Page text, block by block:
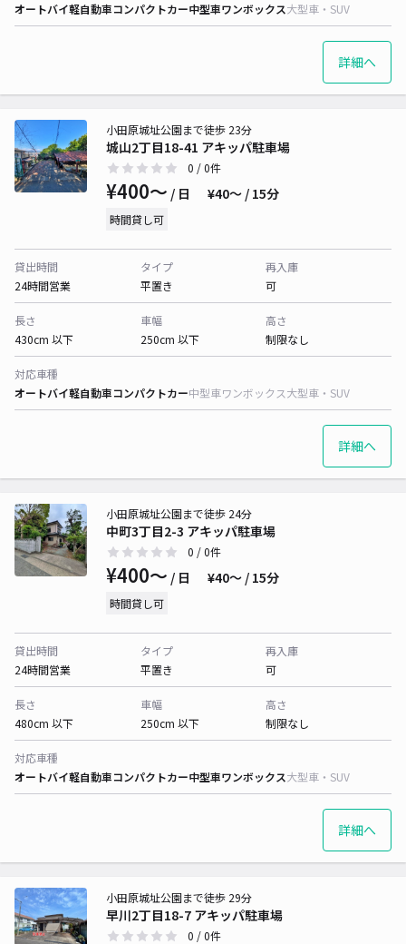
オートバイ軽自動車コンパクトカー中型車ワンボックス大型車・SUV
詳細へ
城山2丁目18-41 アキッパ駐車場
小田原城址公園まで徒歩 23分
0 / 0件
¥400〜 / 日 ¥40〜 / 15分
時間貸し可
貸出時間
24時間営業
タイプ
平置き
再入庫
可
長さ
430cm 以下
車幅
250cm 以下
高さ
制限なし
対応車種
オートバイ軽自動車コンパクトカー中型車ワンボックス大型車・SUV
詳細へ
中町3丁目2-3 アキッパ駐車場
小田原城址公園まで徒歩 24分
0 / 0件
¥400〜 / 日 ¥40〜 / 15分
時間貸し可
貸出時間
24時間営業
タイプ
平置き
再入庫
可
長さ
480cm 以下
車幅
250cm 以下
高さ
制限なし
対応車種
オートバイ軽自動車コンパクトカー中型車ワンボックス大型車・SUV
詳細へ
早川2丁目18-7 アキッパ駐車場
小田原城址公園まで徒歩 29分
0 / 0件